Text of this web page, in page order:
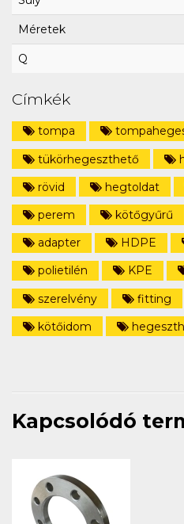
Méretek
Q
Címkék
tompa
tükörhegeszthető
rövid
hegtoldat
perem
kötőgyűrű
adapter
HDPE
polietilén
KPE
szerelvény
fitting
kötőidom
Kapcsolódó